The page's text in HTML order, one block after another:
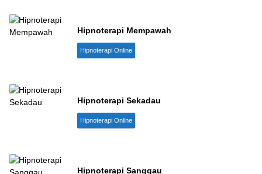
Hipnoterapi Mempawah
Hipnoterapi Online
Hipnoterapi Sekadau
Hipnoterapi Online
Hipnoterapi Sanggau